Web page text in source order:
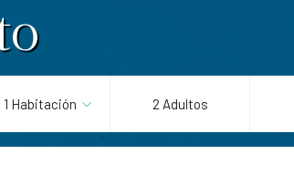
1 Habitación 2 Adultos